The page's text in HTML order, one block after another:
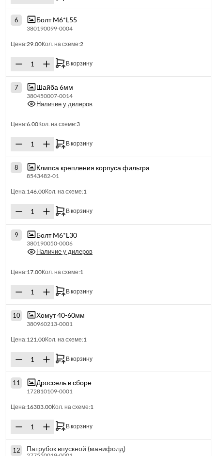
6 Болт M6*L55
380190099-0004
Цена:29.00Кол. на схеме:2
В корзину
7 Шайба 6мм
380450007-0014
Наличие у дилеров
Цена:6.00Кол. на схеме:3
В корзину
8 Клипса крепления корпуса фильтра
8543482-01
Цена:146.00Кол. на схеме:1
В корзину
9 Болт M6*L30
380190050-0006
Наличие у дилеров
Цена:17.00Кол. на схеме:1
В корзину
10 Хомут 40-60мм
380960213-0001
Цена:121.00Кол. на схеме:1
В корзину
11 Дроссель в сборе
172810109-0001
Цена:16303.00Кол. на схеме:1
В корзину
12 Патрубок впускной (манифолд)